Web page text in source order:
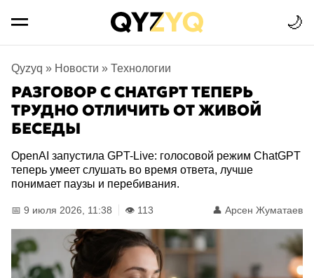
🌙
Qyzyq » Новости » Технологии
РАЗГОВОР С CHATGPT ТЕПЕРЬ
ТРУДНО ОТЛИЧИТЬ ОТ ЖИВОЙ
БЕСЕДЫ
OpenAI запустила GPT-Live: голосовой режим ChatGPT
теперь умеет слушать во время ответа, лучше
понимает паузы и перебивания.
📅 9 июля 2026, 11:38 👁️ 113 👤 Арсен Жуматаев